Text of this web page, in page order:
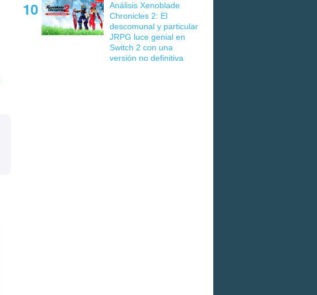
Análisis Xenoblade
Chronicles 2: El
descomunal y particular
JRPG luce genial en
Switch 2 con una
versión no definitiva